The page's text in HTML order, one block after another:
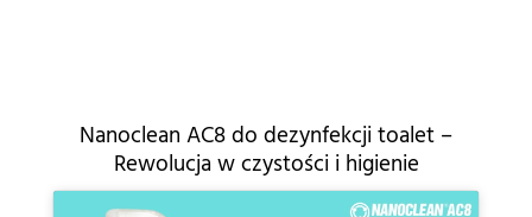
Nanoclean AC8 do dezynfekcji toalet –
Rewolucja w czystości i higienie